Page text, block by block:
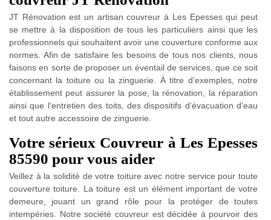
JT Rénovation est un artisan couvreur à Les Epesses qui peut
se mettre à la disposition de tous les particuliers ainsi que les
professionnels qui souhaitent avoir une couverture conforme aux
normes. Afin de satisfaire les besoins de tous nos clients, nous
faisons en sorte de proposer un éventail de services, que ce soit
concernant la toiture ou la zinguerie. À titre d’exemples, notre
établissement peut assurer la pose, la rénovation, la réparation
ainsi que l’entretien des toits, des dispositifs d’évacuation d’eau
et tout autre accessoire de zinguerie.
Votre sérieux Couvreur à Les Epesses
85590 pour vous aider
Veillez à la solidité de votre toiture avec notre service pour toute
couverture toiture. La toiture est un élément important de votre
demeure, jouant un grand rôle pour la protéger de toutes
intempéries. Notre société couvreur est décidée à pourvoir des